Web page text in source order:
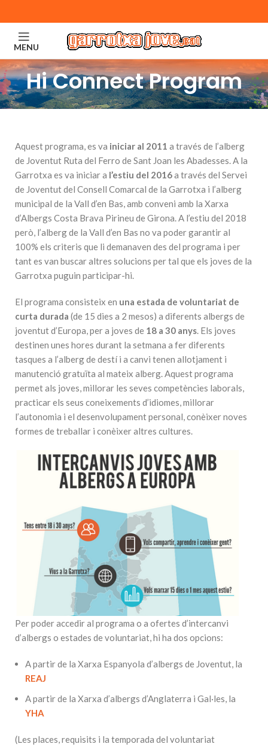
MENU
Hi Connect Program
Aquest programa, es va iniciar al 2011 a través de l’alberg
de Joventut Ruta del Ferro de Sant Joan les Abadesses. A la
Garrotxa es va iniciar a l’estiu del 2016a través del Servei
de Joventut del Consell Comarcal de la Garrotxa i l’alberg
municipal de la Vall d’en Bas, amb conveni amb la Xarxa
d’Albergs Costa Brava Pirineu de Girona. A l’estiu del 2018
però, l’alberg de la Vall d’en Bas no va poder garantir al
100% els criteris que li demanaven des del programa i per
tant es van buscar altres solucions per tal que els joves de la
Garrotxa puguin participar-hi.
El programa consisteix en una estada de voluntariat de
curta durada (de 15 dies a 2 mesos) a diferents albergs de
joventut d’Europa, per a joves de 18 a 30 anys. Els joves
destinen unes hores durant la setmana a fer diferents
tasques a l’alberg de destí i a canvi tenen allotjament i
manutenció gratuïta al mateix alberg. Aquest programa
permet als joves, millorar les seves competències laborals,
practicar els seus coneixements d’idiomes, millorar
l’autonomia i el desenvolupament personal, conèixer noves
formes de treballar i conèixer altres cultures.
Per poder accedir al programa o a ofertes d’intercanvi
d’albergs o estades de voluntariat, hi ha dos opcions:
A partir de la Xarxa Espanyola d’albergs de Joventut, la
REAJ
A partir de la Xarxa d’albergs d’Anglaterra i Gal·les, la
YHA
(Les places, requisits i la temporada del voluntariat